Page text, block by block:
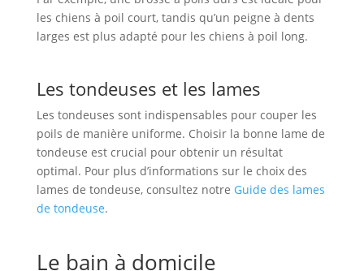
les chiens à poil court, tandis qu’un peigne à dents
larges est plus adapté pour les chiens à poil long.
Les tondeuses et les lames
Les tondeuses sont indispensables pour couper les
poils de manière uniforme. Choisir la bonne lame de
tondeuse est crucial pour obtenir un résultat
optimal. Pour plus d’informations sur le choix des
lames de tondeuse, consultez notre Guide des lames
de tondeuse.
Le bain à domicile